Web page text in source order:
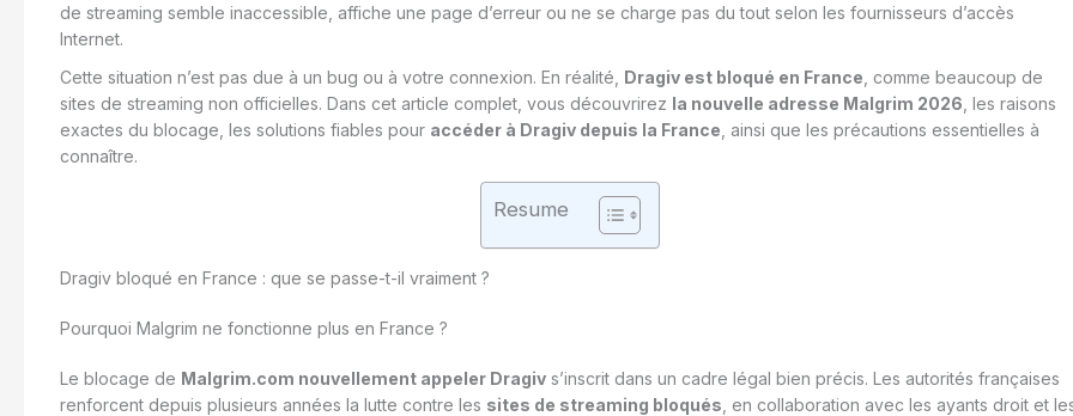
de streaming semble inaccessible, affiche une page d’erreur ou ne se charge pas du tout selon les fournisseurs d’accès
Internet.
Cette situation n’est pas due à un bug ou à votre connexion. En réalité, Dragiv est bloqué en France , comme beaucoup de
sites de streaming non officielles. Dans cet article complet, vous découvrirez la nouvelle adresse Malgrim 2026 , les raisons
exactes du blocage, les solutions fiables pour accéder à Dragiv depuis la France , ainsi que les précautions essentielles à
connaître.
Resume
Dragiv bloqué en France : que se passe-t-il vraiment ?
Pourquoi Malgrim ne fonctionne plus en France ?
Le blocage de Malgrim.com nouvellement appeler Dragiv s’inscrit dans un cadre légal bien précis. Les autorités françaises
renforcent depuis plusieurs années la lutte contre les sites de streaming bloqués , en collaboration avec les ayants droit et